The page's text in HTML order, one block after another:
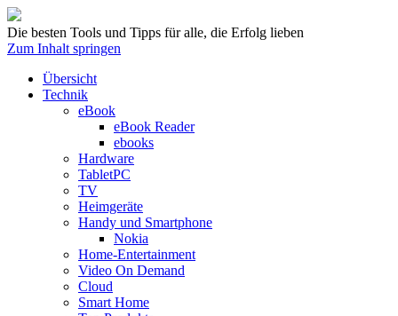
Die besten Tools und Tipps für alle, die Erfolg lieben
Zum Inhalt springen
Übersicht
Technik
eBook
eBook Reader
ebooks
Hardware
TabletPC
TV
Heimgeräte
Handy und Smartphone
Nokia
Home-Entertainment
Video On Demand
Cloud
Smart Home